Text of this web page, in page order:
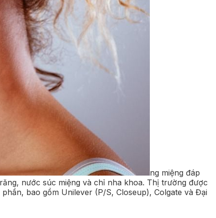
ng miệng đáp
nước súc miệng và chỉ nha khoa. Thị trường được
bao gồm Unilever (P/S, Closeup), Colgate và Đại